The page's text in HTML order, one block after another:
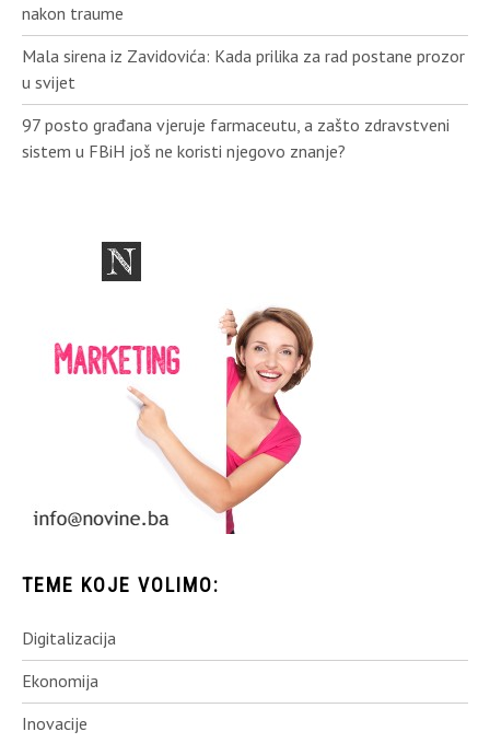
nakon traume
Mala sirena iz Zavidovića: Kada prilika za rad postane prozor
u svijet
97 posto građana vjeruje farmaceutu, a zašto zdravstveni
sistem u FBiH još ne koristi njegovo znanje?
TEME KOJE VOLIMO:
Digitalizacija
Ekonomija
Inovacije